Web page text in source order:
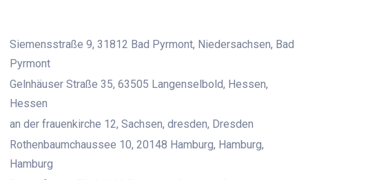
Siemensstraße 9, 31812 Bad Pyrmont, Niedersachsen, Bad
Pyrmont
Gelnhäuser Straße 35, 63505 Langenselbold, Hessen,
Hessen
an der frauenkirche 12, Sachsen, dresden, Dresden
Rothenbaumchaussee 10, 20148 Hamburg, Hamburg,
Hamburg